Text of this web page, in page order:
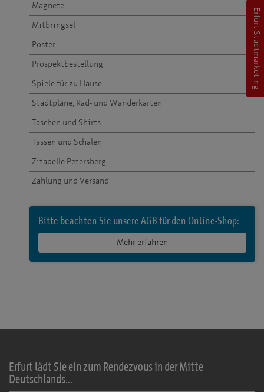
Magnete
Mitbringsel
Poster
Prospektbestellung
Spiele für zu Hause
Stadtpläne, Rad- und Wanderkarten
Taschen und Shirts
Tassen und Schalen
Zitadelle Petersberg
Zahlung und Versand
Bitte beachten Sie unsere AGB für den Online-Shop:
Mehr erfahren
Erfurt lädt Sie ein zum Rendezvous in der Mitte
Deutschlands...
Erfurt Stadtmarketing